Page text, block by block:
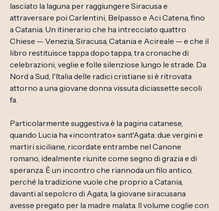
lasciato la laguna per raggiungere Siracusa e
attraversare poi Carlentini, Belpasso e Aci Catena, fino
a Catania. Un itinerario che ha intrecciato quattro
Chiese — Venezia, Siracusa, Catania e Acireale — e che il
libro restituisce tappa dopo tappa, tra cronache di
celebrazioni, veglie e folle silenziose lungo le strade. Da
Nord a Sud, l'Italia delle radici cristiane si è ritrovata
attorno a una giovane donna vissuta diciassette secoli
fa.
Particolarmente suggestiva è la pagina catanese,
quando Lucia ha «incontrato» sant'Agata: due vergini e
martiri siciliane, ricordate entrambe nel Canone
romano, idealmente riunite come segno di grazia e di
speranza. È un incontro che riannoda un filo antico,
perché la tradizione vuole che proprio a Catania,
davanti al sepolcro di Agata, la giovane siracusana
avesse pregato per la madre malata. Il volume coglie con